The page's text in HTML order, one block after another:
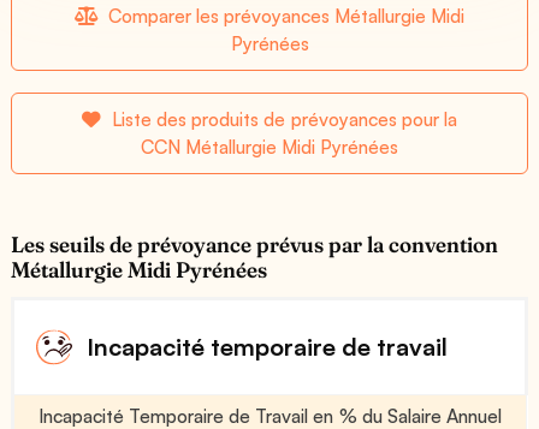
Comparer les prévoyances Métallurgie Midi
Pyrénées
Liste des produits de prévoyances pour la
CCN Métallurgie Midi Pyrénées
Les seuils de prévoyance prévus par la convention
Métallurgie Midi Pyrénées
Incapacité temporaire de travail
Incapacité Temporaire de Travail en % du Salaire Annuel